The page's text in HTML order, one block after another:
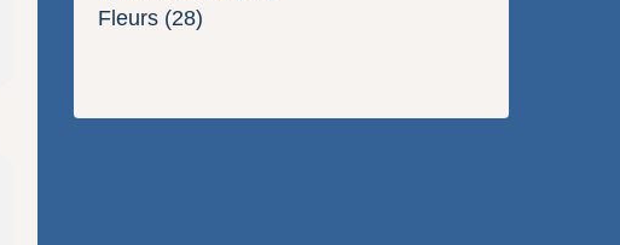
Fleurs (28)